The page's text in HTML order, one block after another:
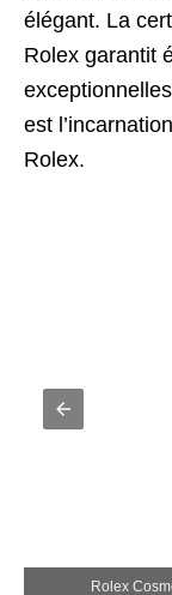
élégant. La
Rolex garantit
est
Rolex.
Rolex